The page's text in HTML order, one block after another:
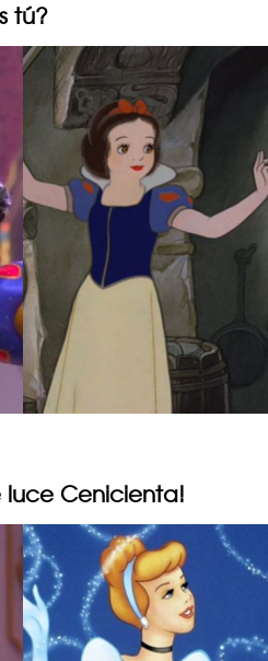
tú?
luce Cenicienta!